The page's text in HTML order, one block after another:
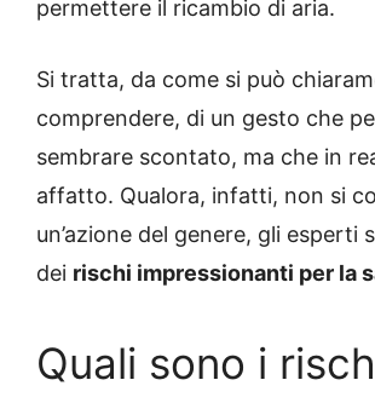
permettere il ricambio di aria.
Si tratta, da come si può
comprendere, di un gesto che
sembrare scontato, ma che in
affatto. Qualora, infatti, non si
un’azione del genere, gli esperti
dei rischi impressionanti per la
Quali sono i